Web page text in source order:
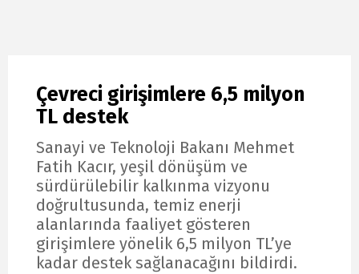
Çevreci girişimlere 6,5 milyon
TL destek
Sanayi ve Teknoloji Bakanı Mehmet
Fatih Kacır, yeşil dönüşüm ve
sürdürülebilir kalkınma vizyonu
doğrultusunda, temiz enerji
alanlarında faaliyet gösteren
girişimlere yönelik 6,5 milyon TL’ye
kadar destek sağlanacağını bildirdi.